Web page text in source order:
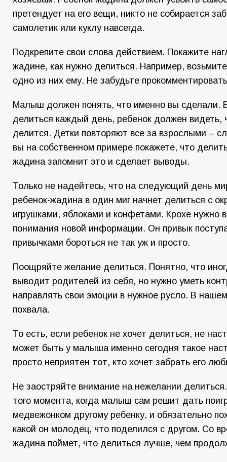
претендует на его вещи, никто не собирается
самолетик или куклу навсегда.
Подкрепите свои слова действием. Покажите
жадине, как нужно делиться. Например,
одно из них ему. Не забудьте
Малыш должен понять, что именно вы сделали.
делиться каждый день, ребенок должен видеть,
делится. Детки повторяют все за взрослыми –
вы на собственном примере покажете, что
жадина запомнит это и сделает выводы.
Только не надейтесь, что на следующий день
ребенок-жадина в один миг начнет делиться с
игрушками, яблоками и конфетами. Крохе нужно
понимания новой информации. Он привык
привычками бороться не так уж и просто.
Поощряйте желание делиться. Понятно, что
выводит родителей из себя, но нужно уметь
направлять свои эмоции в нужное русло. В
похвала.
То есть, если ребенок не хочет делиться, не
может быть у малыша именно сегодня такое
просто неприятен тот, кто хочет забрать его
Не заостряйте внимание на нежелании
того момента, когда малыш сам решит дать
медвежонком другому ребенку, и обязательно
какой он молодец, что поделился с другом. Со
жадина поймет, что делиться лучше, чем